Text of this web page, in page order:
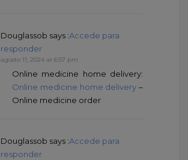
Douglassob says :Accede para
responder
agosto 11, 2024 at 6:57 pm
Online medicine home delivery:
Online medicine home delivery –
Online medicine order
Douglassob says :Accede para
responder